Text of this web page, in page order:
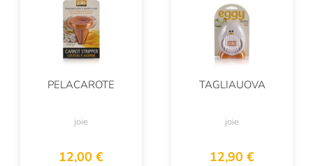
PELACAROTE
joie
12,00 €
TAGLIAUOVA
joie
12,90 €